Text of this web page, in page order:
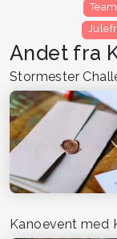
Andet fra
Stormester
Kanoevent med